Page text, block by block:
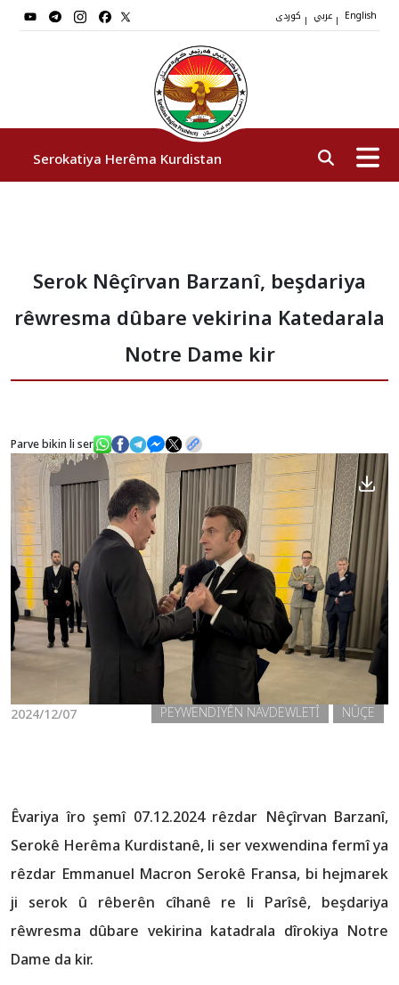
| | English
Serokatiya Herêma Kurdistan
Cîgirên Serok
Nûçe
Galerî
Serok Nêçîrvan Barzanî, beşdariya
rêwresma dûbare vekirina Katedarala
Notre Dame kir
Parve bikin li ser
2024/12/07 NÛÇE
PEYWENDIYÊN NAVDEWLETÎ
Êvariya îro şemî 07.12.2024 rêzdar Nêçîrvan Barzanî,
Serokê Herêma Kurdistanê, li ser vexwendina fermî ya
rêzdar Emmanuel Macron Serokê Fransa, bi hejmarek
ji serok û rêberên cîhanê re li Parîsê, beşdariya
rêwresma dûbare vekirina katadrala dîrokiya Notre
Dame da kir.